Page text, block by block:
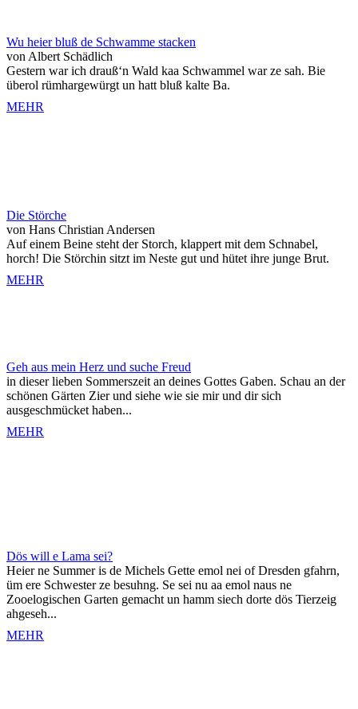
Wu heier bluß de Schwamme stacken
von Albert Schädlich
Gestern war ich drauß‘n Wald kaa Schwammel war ze sah. Bie
überol rümhargewürgt un hatt bluß kalte Ba.
MEHR
Die Störche
von Hans Christian Andersen
Auf einem Beine steht der Storch, klappert mit dem Schnabel,
horch! Die Störchin sitzt im Neste gut und hütet ihre junge Brut.
MEHR
Geh aus mein Herz und suche Freud
in dieser lieben Sommerszeit an deines Gottes Gaben. Schau an der
schönen Gärten Zier und siehe wie sie mir und dir sich
ausgeschmücket haben...
MEHR
Dös will e Lama sei?
Heier ne Summer is de Michels Gette emol nei of Dresden gfahrn,
üm ere Schwester ze besuhng. Se sei nu aa emol naus ne
Zooelogischen Garten gemacht un hamm siech dorte dös Tierzeig
ahgeseh...
MEHR